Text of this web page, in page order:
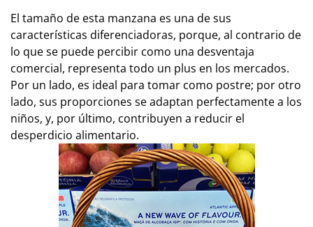
El tamaño de esta manzana es una de sus
características diferenciadoras, porque, al contrario de
lo que se puede percibir como una desventaja
comercial, representa todo un plus en los mercados.
Por un lado, es ideal para tomar como postre; por otro
lado, sus proporciones se adaptan perfectamente a los
niños, y, por último, contribuyen a reducir el
desperdicio alimentario.